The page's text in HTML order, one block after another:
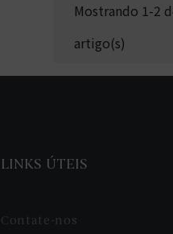
Mostrando 1-2
artigo(s)
LINKS ÚTEIS
Contate-nos